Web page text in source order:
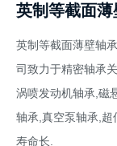
英制等截面薄
英制等截面薄壁轴
司致力于精密轴承
涡喷发动机轴承,磁
轴承,真空泵轴承,超
寿命长.